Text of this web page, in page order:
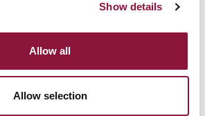
Show details
Allow all
Allow selection